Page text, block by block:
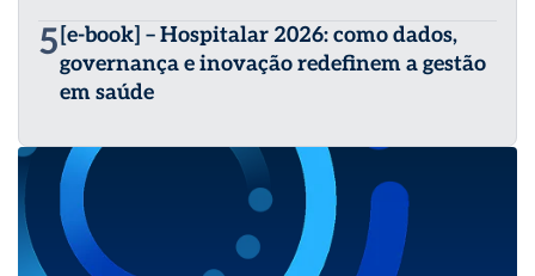
5 [e-book] – Hospitalar 2026: como dados,
governança e inovação redefinem a gestão
em saúde